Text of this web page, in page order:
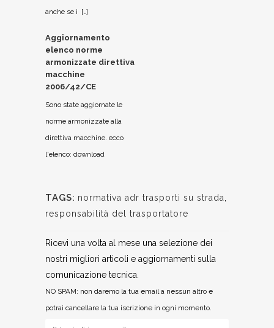
anche se i […]
Aggiornamento
elenco norme
armonizzate direttiva
macchine
2006/42/CE
Sono state aggiornate le
norme armonizzate alla
direttiva macchine. ecco
l'elenco: download
TAGS: normativa adr trasporti su strada
responsabilità del trasportatore
Ricevi una volta al mese una selezione dei
nostri migliori articoli e aggiornamenti sulla
comunicazione tecnica.
NO SPAM: non daremo la tua email a nessun altro e
potrai cancellare la tua iscrizione in ogni momento.